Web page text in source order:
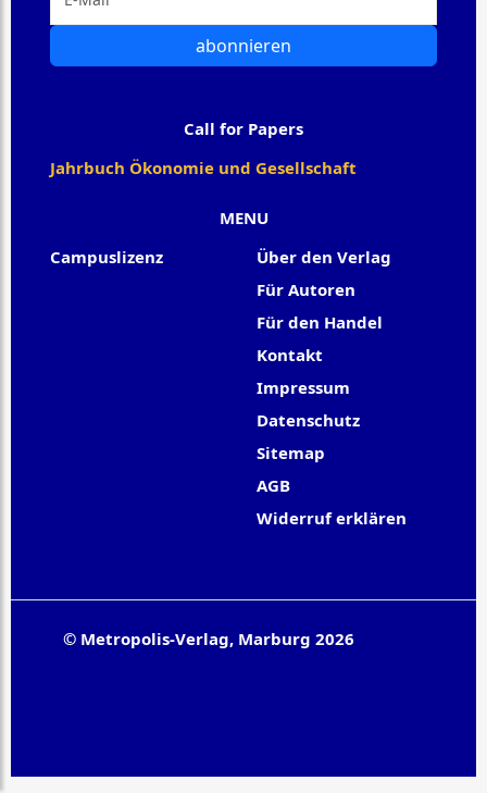
MENU
Campuslizenz
Über den Verlag
Für Autoren
Für den Handel
Kontakt
Impressum
Datenschutz
Sitemap
AGB
Widerruf erklären
abonnieren
Call for Papers
Jahrbuch Ökonomie und Gesellschaft
© Metropolis-Verlag, Marburg 2026